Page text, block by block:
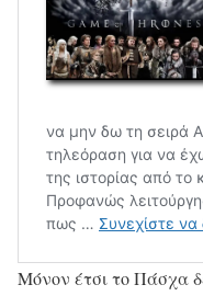
Μόνον έτσι το Πάσχα